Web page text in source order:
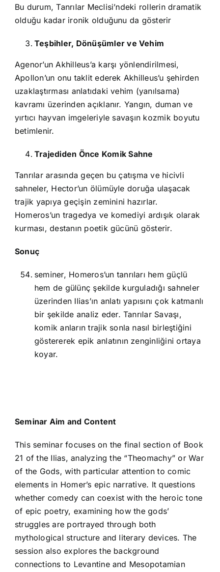
Bu durum, Tanrılar Meclisi’ndeki rollerin dramatik
olduğu kadar ironik olduğunu da gösterir
Teşbihler, Dönüşümler ve Vehim
Agenor’un Akhilleus’a karşı yönlendirilmesi,
Apollon’un onu taklit ederek Akhilleus’u şehirden
uzaklaştırması anlatıdaki vehim (yanılsama)
kavramı üzerinden açıklanır. Yangın, duman ve
yırtıcı hayvan imgeleriyle savaşın kozmik boyutu
betimlenir.
Trajediden Önce Komik Sahne
Tanrılar arasında geçen bu çatışma ve hicivli
sahneler, Hector’un ölümüyle doruğa ulaşacak
trajik yapıya geçişin zeminini hazırlar.
Homeros’un tragedya ve komediyi ardışık olarak
kurması, destanın poetik gücünü gösterir.
Sonuç
seminer, Homeros’un tanrıları hem güçlü
hem de gülünç şekilde kurguladığı sahneler
üzerinden Ilias’ın anlatı yapısını çok katmanlı
bir şekilde analiz eder. Tanrılar Savaşı,
komik anların trajik sonla nasıl birleştiğini
göstererek epik anlatının zenginliğini ortaya
koyar.
Seminar Aim and Content
This seminar focuses on the final section of Book
21 of the Ilias, analyzing the “Theomachy” or War
of the Gods, with particular attention to comic
elements in Homer’s epic narrative. It questions
whether comedy can coexist with the heroic tone
of epic poetry, examining how the gods’
struggles are portrayed through both
mythological structure and literary devices. The
session also explores the background
connections to Levantine and Mesopotamian